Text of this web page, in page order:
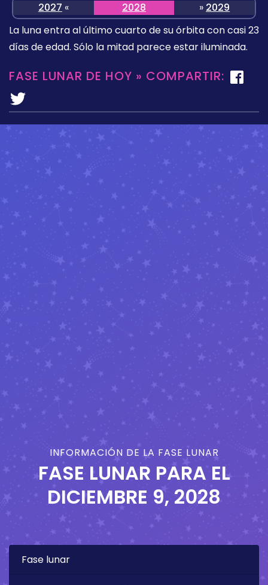
2027 « 2028 » 2029
La luna entra al último cuarto de su órbita con casi 23
días de edad. Sólo la mitad parece estar iluminada.
FASE LUNAR DE HOY » COMPARTIR:
INFORMACIÓN DE LA FASE LUNAR
FASE LUNAR PARA EL
DICIEMBRE 9, 2028
Fase lunar